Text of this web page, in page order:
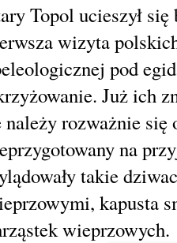
Topol ucieszył
wizyta
pod
Już ich
należy rozważnie się
na
takie
kapusta
wieprzowych.